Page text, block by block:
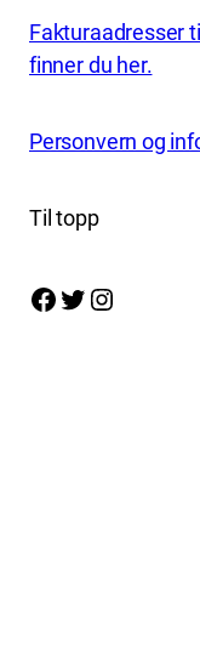
Fakturaadresser
finner du her.
Personvern og
Til topp
Facebook Twitter Instagram